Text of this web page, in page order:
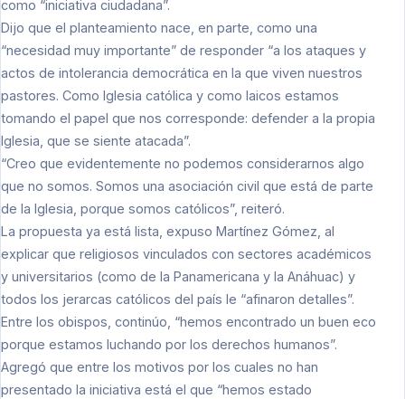
como “iniciativa ciudadana”.
Dijo que el planteamiento nace, en parte, como una
“necesidad muy importante” de responder “a los ataques y
actos de intolerancia democrática en la que viven nuestros
pastores. Como Iglesia católica y como laicos estamos
tomando el papel que nos corresponde: defender a la propia
Iglesia, que se siente atacada”.
“Creo que evidentemente no podemos considerarnos algo
que no somos. Somos una asociación civil que está de parte
de la Iglesia, porque somos católicos”, reiteró.
La propuesta ya está lista, expuso Martínez Gómez, al
explicar que religiosos vinculados con sectores académicos
y universitarios (como de la Panamericana y la Anáhuac) y
todos los jerarcas católicos del país le “afinaron detalles”.
Entre los obispos, continúo, “hemos encontrado un buen eco
porque estamos luchando por los derechos humanos”.
Agregó que entre los motivos por los cuales no han
presentado la iniciativa está el que “hemos estado